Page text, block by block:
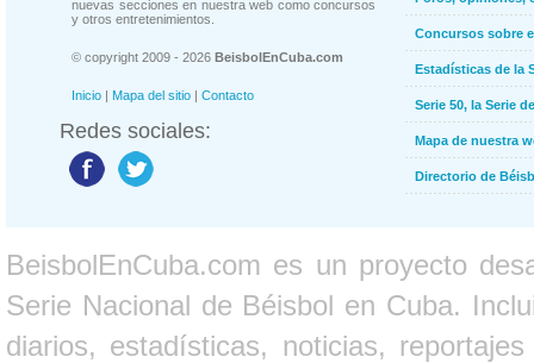
nuevas secciones en nuestra web como concursos
y otros entretenimientos.
© copyright 2009 - 2026 BeisbolEnCuba.com
Inicio | Mapa del sitio | Contacto
Redes sociales:
Concursos sobre
Estadísticas de la
Serie 50, la Serie
Mapa de nuestra
Directorio de
BeisbolEnCuba.com es un proyecto
Serie Nacional de Béisbol en Cuba.
diarios, estadísticas, noticias,